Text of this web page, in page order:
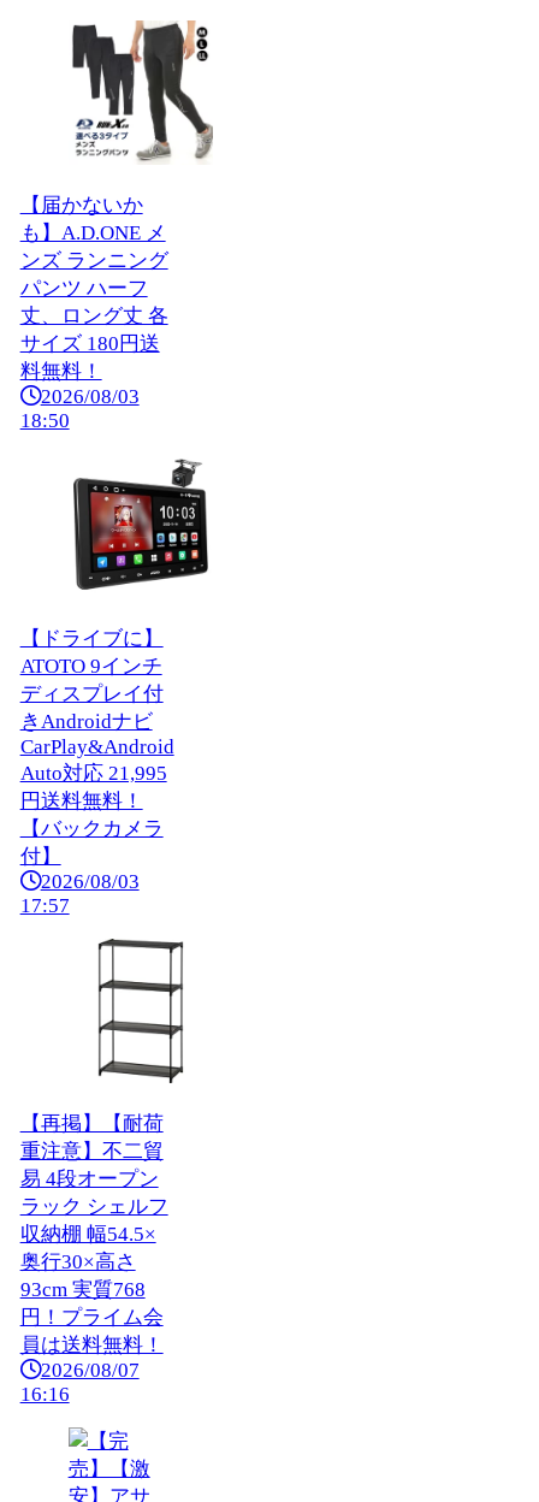
【届かないか
も】A.D.ONE メ
ンズ ランニング
パンツ ハーフ
丈、ロング丈 各
サイズ 180円送
料無料！
2026/08/03
18:50
【ドライブに】
ATOTO 9インチ
ディスプレイ付
きAndroidナビ
CarPlay&Android
Auto対応 21,995
円送料無料！
【バックカメラ
付】
2026/08/03
17:57
【再掲】【耐荷
重注意】不二貿
易 4段オープン
ラック シェルフ
収納棚 幅54.5×
奥行30×高さ
93cm 実質768
円！プライム会
員は送料無料！
2026/08/07
16:16